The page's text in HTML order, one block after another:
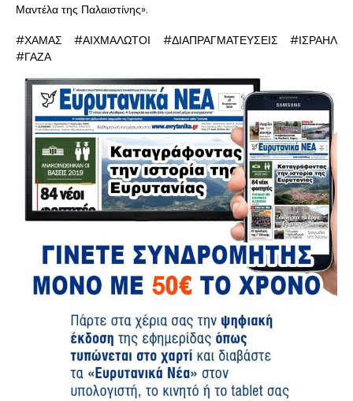
Μαντέλα της Παλαιστίνης».
#ΧΑΜΑΣ #ΑΙΧΜΑΛΩΤΟΙ #ΔΙΑΠΡΑΓΜΑΤΕΥΣΕΙΣ #ΙΣΡΑΗΛ
#ΓΑΖΑ